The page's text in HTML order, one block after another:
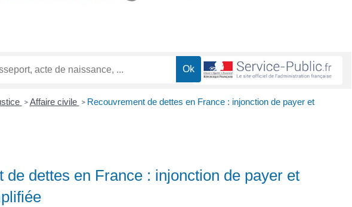
> Affaire civile > Recouvrement de dettes en France : injonction de payer et
de dettes en France : injonction de payer et